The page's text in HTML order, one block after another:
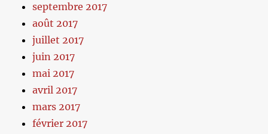
septembre 2017
août 2017
juillet 2017
juin 2017
mai 2017
avril 2017
mars 2017
février 2017